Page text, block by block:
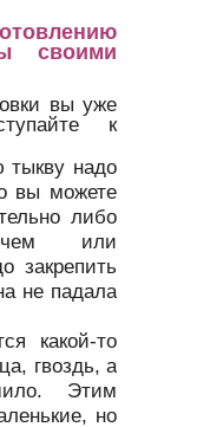
своими
вы уже
к
тыкву надо
вы можете
либо
или
закрепить
не падала
какой-то
гвоздь, а
Этим
но